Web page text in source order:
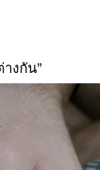
งกัน”